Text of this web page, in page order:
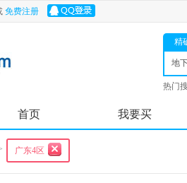
免费注册
精
地
士
热门
首页 我要买
广东4区